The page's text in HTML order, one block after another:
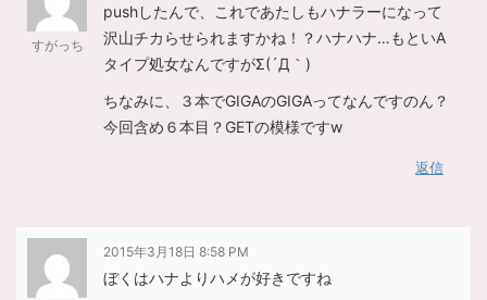
すがっち
pushしたんで、これであたしもハナラーになって
沢山チカらせられますかね！？ハナハナ…もといA
タイプ処女なんですがΣ(´Д｀)
ちなみに、３本でGIGAのGIGAってなんですのん？
今回含め６本目？GETの模様ですw
返信
2015年3月18日 8:58 PM
ぼくはハナよりハメが好きですね